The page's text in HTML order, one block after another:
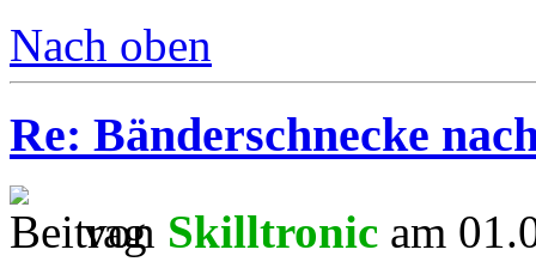
Nach oben
Re: Bänderschnecke
von Skilltronic am